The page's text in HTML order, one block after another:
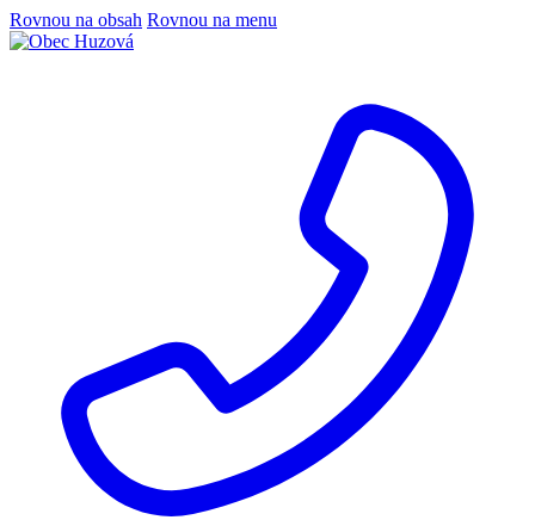
Rovnou na obsah Rovnou na menu